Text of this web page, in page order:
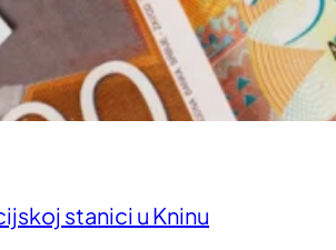
stanici u Kninu